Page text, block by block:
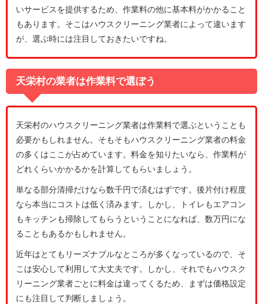
いサービスを提供するため、作業料の他に基本料がかかること
もあります。そこはハウスクリーニング業者によって違います
が、選ぶ時には注目しておきたいですね。
天栄村の業者は作業料で選ぼう
天栄村のハウスクリーニング業者は作業料で選ぶということも
必要かもしれません。そもそもハウスクリーニング業者の料金
の多くはここが占めています。料金を知りたいなら、作業料が
どれくらいかかるかを計算してもらいましょう。
単なる部分清掃だけなら数千円で済むはずです。後片付け程度
なら本当にコストは低く済みます。しかし、トイレもエアコン
もキッチンも掃除してもらうということになれば、数万円にな
ることもあるかもしれません。
近年はとてもリーズナブルなところが多くなっているので、そ
こは安心して利用して大丈夫です。しかし、それでもハウスク
リーニング業者ごとに料金は違ってくるため、まずは価格設定
にも注目して判断しましょう。